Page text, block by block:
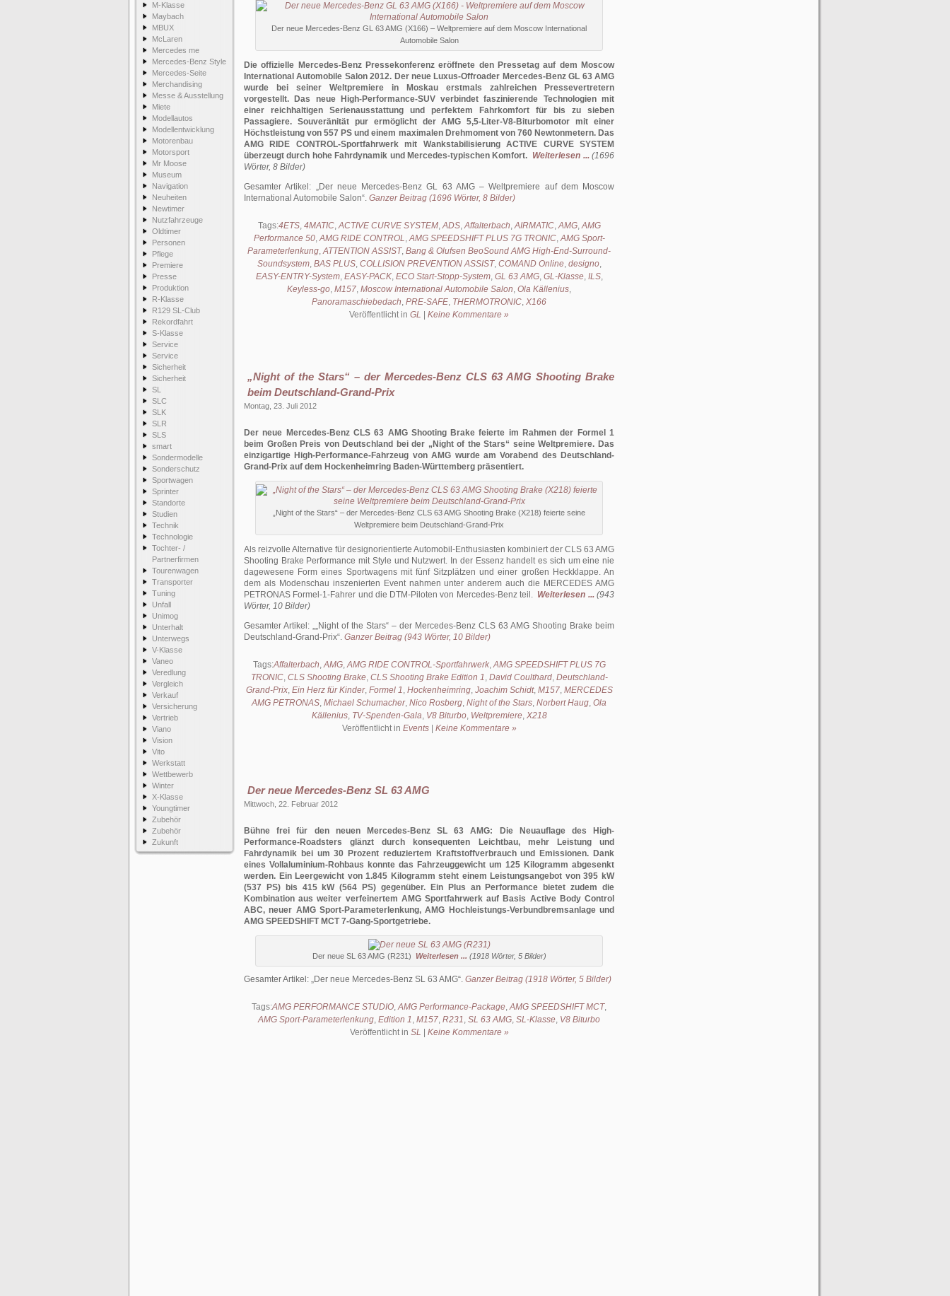
M-Klasse
Maybach
MBUX
McLaren
Mercedes me
Mercedes-Benz Style
Mercedes-Seite
Merchandising
Messe & Ausstellung
Miete
Modellautos
Modellentwicklung
Motorenbau
Motorsport
Mr Moose
Museum
Navigation
Neuheiten
Newtimer
Nutzfahrzeuge
Oldtimer
Personen
Pflege
Premiere
Presse
Produktion
R-Klasse
R129 SL-Club
Rekordfahrt
S-Klasse
Service
Service
Sicherheit
Sicherheit
SL
SLC
SLK
SLR
SLS
smart
Sondermodelle
Sonderschutz
Sportwagen
Sprinter
Standorte
Studien
Technik
Technologie
Tochter- /
Partnerfirmen
Tourenwagen
Transporter
Tuning
Unfall
Unimog
Unterhalt
Unterwegs
V-Klasse
Vaneo
Veredlung
Vergleich
Verkauf
Versicherung
Vertrieb
Viano
Vision
Vito
Werkstatt
Wettbewerb
Winter
X-Klasse
Youngtimer
Zubehör
Zubehör
Zukunft
Der neue Mercedes-Benz GL 63 AMG (X166) – Weltpremiere auf dem Moscow International
Automobile Salon
Die offizielle Mercedes-Benz Pressekonferenz eröffnete den Pressetag auf dem Moscow
International Automobile Salon 2012. Der neue Luxus-Offroader Mercedes-Benz GL 63 AMG
wurde bei seiner Weltpremiere in Moskau erstmals zahlreichen Pressevertretern
vorgestellt. Das neue High-Performance-SUV verbindet faszinierende Technologien mit
einer reichhaltigen Serienausstattung und perfektem Fahrkomfort für bis zu sieben
Passagiere. Souveränität pur ermöglicht der AMG 5,5-Liter-V8-Biturbomotor mit einer
Höchstleistung von 557 PS und einem maximalen Drehmoment von 760 Newtonmetern. Das
AMG RIDE CONTROL-Sportfahrwerk mit Wankstabilisierung ACTIVE CURVE SYSTEM
überzeugt durch hohe Fahrdynamik und Mercedes-typischen Komfort. Weiterlesen ... (1696
Wörter, 8 Bilder)
Gesamter Artikel:
Der neue Mercedes-Benz GL 63 AMG – Weltpremiere auf dem Moscow
International Automobile Salon . Ganzer Beitrag (1696 Wörter, 8 Bilder)
Tags:4ETS, 4MATIC,ACTIVE CURVE SYSTEM,ADS,Affalterbach,AIRMATIC,AMG,AMG
Performance 50,AMG RIDE CONTROL,AMG SPEEDSHIFT PLUS 7G TRONIC,AMG Sport-
Parameterlenkung,ATTENTION ASSIST, Bang & Olufsen BeoSound AMG High-End-Surround-
Soundsystem, BAS PLUS, COLLISION PREVENTION ASSIST, COMAND Online, designo,
EASY-ENTRY-System, EASY-PACK, ECO Start-Stopp-System, GL 63 AMG, GL-Klasse, ILS,
Keyless-go, M157, Moscow International Automobile Salon, Ola Källenius,
Panoramaschiebedach, PRE-SAFE, THERMOTRONIC, X166
Veröffentlicht in GL Keine Kommentare »
„Night of the Stars“ – der Mercedes-Benz CLS 63 AMG Shooting Brake
beim Deutschland-Grand-Prix
Montag, 23. Juli 2012
Der neue Mercedes-Benz CLS 63 AMG Shooting Brake feierte im Rahmen der Formel 1
beim Großen Preis von Deutschland bei der „Night of the Stars“ seine Weltpremiere. Das
einzigartige High-Performance-Fahrzeug von AMG wurde am Vorabend des Deutschland-
Grand-Prix auf dem Hockenheimring Baden-Württemberg präsentiert.
„Night of the Stars“ – der Mercedes-Benz CLS 63 AMG Shooting Brake (X218) feierte seine
Weltpremiere beim Deutschland-Grand-Prix
Als reizvolle Alternative für designorientierte Automobil-Enthusiasten kombiniert der CLS 63 AMG
Shooting Brake Performance mit Style und Nutzwert. In der Essenz handelt es sich um eine nie
dagewesene Form eines Sportwagens mit fünf Sitzplätzen und einer großen Heckklappe. An
dem als Modenschau inszenierten Event nahmen unter anderem auch die MERCEDES AMG
PETRONAS Formel-1-Fahrer und die DTM-Piloten von Mercedes-Benz teil. Weiterlesen ... (943
Wörter, 10 Bilder)
Gesamter Artikel: „Night of the Stars“ – der Mercedes-Benz CLS 63 AMG Shooting Brake beim
Deutschland-Grand-Prix . Ganzer Beitrag (943 Wörter, 10 Bilder)
Tags:Affalterbach,AMG,AMG RIDE CONTROL-Sportfahrwerk,AMG SPEEDSHIFT PLUS 7G
TRONIC, CLS Shooting Brake, CLS Shooting Brake Edition 1, David Coulthard, Deutschland-
Grand-Prix, Ein Herz für Kinder, Formel 1, Hockenheimring, Joachim Schidt, M157, MERCEDES
AMG PETRONAS, Michael Schumacher, Nico Rosberg, Night of the Stars, Norbert Haug, Ola
Källenius, TV-Spenden-Gala, V8 Biturbo, Weltpremiere, X218
Veröffentlicht in Events| Keine Kommentare »
Der neue Mercedes-Benz SL 63 AMG
Mittwoch, 22. Februar 2012
Bühne frei für den neuen Mercedes-Benz SL 63 AMG:
Die Neuauflage des High-
Performance-Roadsters glänzt durch konsequenten Leichtbau, mehr Leistung und
Fahrdynamik bei um 30 Prozent reduziertem Kraftstoffverbrauch und Emissionen. Dank
eines Vollaluminium-Rohbaus konnte das Fahrzeuggewicht um 125 Kilogramm abgesenkt
werden. Ein Leergewicht von 1.845 Kilogramm steht einem Leistungsangebot von 395 kW
(537 PS) bis 415 kW (564 PS) gegenüber. Ein Plus an Performance bietet zudem die
Kombination aus weiter verfeinertem AMG Sportfahrwerk auf Basis Active Body Control
ABC, neuer AMG Sport-Parameterlenkung, AMG Hochleistungs-Verbundbremsanlage und
AMG SPEEDSHIFT MCT 7-Gang-Sportgetriebe.
Der neue SL 63 AMG (R231) Weiterlesen ... (1918 Wörter, 5 Bilder)
Gesamter Artikel: Der neue Mercedes-Benz SL 63 AMG . Ganzer Beitrag (1918 Wörter, 5 Bilder)
Tags:AMG PERFORMANCE STUDIO,AMG Performance-Package,AMG SPEEDSHIFT MCT,
AMG Sport-Parameterlenkung, Edition 1, M157, R231, SL 63 AMG, SL-Klasse, V8 Biturbo
Veröffentlicht in SL Keine Kommentare »